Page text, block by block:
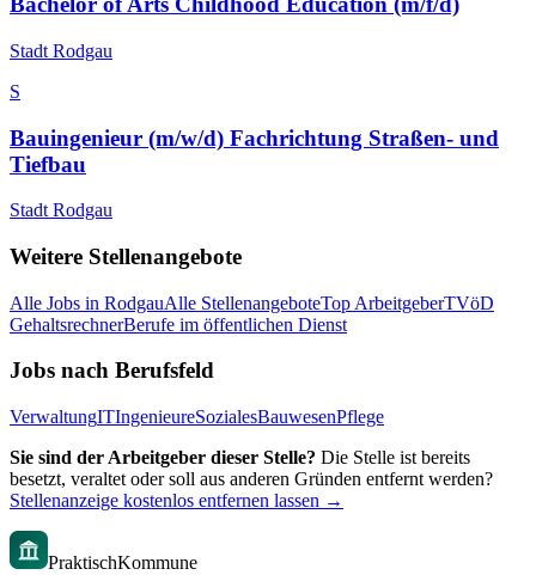
Stadt Rodgau
S
Bauingenieur (m/w/d) Fachrichtung Straßen- und
Tiefbau
Stadt Rodgau
Weitere Stellenangebote
Alle Jobs in RodgauAlle StellenangeboteTop ArbeitgeberTVöD
GehaltsrechnerBerufe im öffentlichen Dienst
Jobs nach Berufsfeld
VerwaltungITIngenieureSozialesBauwesenPflege
Sie sind der Arbeitgeber dieser Stelle? Die Stelle ist bereits
besetzt, veraltet oder soll aus anderen Gründen entfernt werden?
Stellenanzeige kostenlos entfernen lassen →
PraktischKommune